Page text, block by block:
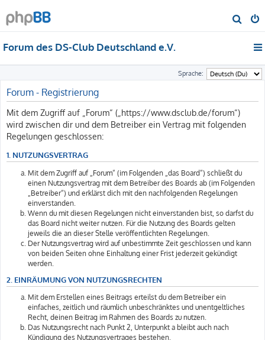
u
e
Forum des DS-Club Deutschland e.V.
Sprache:
Forum - Registrierung
Mit dem Zugriff auf „Forum“ („https://www.dsclub.de/forum“)
wird zwischen dir und dem Betreiber ein Vertrag mit folgenden
Regelungen geschlossen:
1. NUTZUNGSVERTRAG
Mit dem Zugriff auf „Forum“ (im Folgenden „das Board“) schließt du
einen Nutzungsvertrag mit dem Betreiber des Boards ab (im Folgenden
„Betreiber“) und erklärst dich mit den nachfolgenden Regelungen
einverstanden.
Wenn du mit diesen Regelungen nicht einverstanden bist, so darfst du
das Board nicht weiter nutzen. Für die Nutzung des Boards gelten
jeweils die an dieser Stelle veröffentlichten Regelungen.
Der Nutzungsvertrag wird auf unbestimmte Zeit geschlossen und kann
von beiden Seiten ohne Einhaltung einer Frist jederzeit gekündigt
werden.
2. EINRÄUMUNG VON NUTZUNGSRECHTEN
Mit dem Erstellen eines Beitrags erteilst du dem Betreiber ein
einfaches, zeitlich und räumlich unbeschränktes und unentgeltliches
Recht, deinen Beitrag im Rahmen des Boards zu nutzen.
Das Nutzungsrecht nach Punkt 2, Unterpunkt a bleibt auch nach
Kündigung des Nutzungsvertrages bestehen.